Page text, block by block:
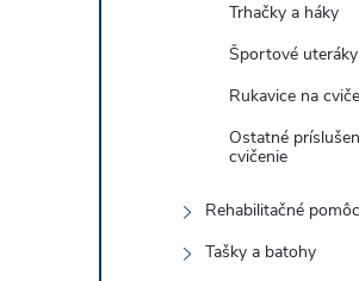
Trhačky a háky
Športové uteráky
Rukavice na
Ostatné
cvičenie
Rehabilitačné
Tašky a batohy